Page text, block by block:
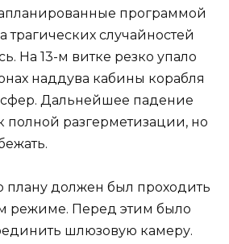
программой
трагических случайностей
На 13-м витке резко упало
наддува кабины корабля
Дальнейшее падение
полной разгерметизации, но
плану должен был проходить
режиме. Перед этим было
шлюзовую камеру.